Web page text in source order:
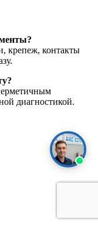
крепеж, контакты
диагностикой.